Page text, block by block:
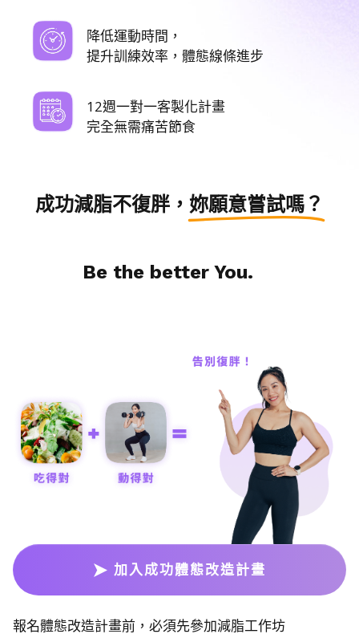
降低運動時間，
提升訓練效率，體態線條進步
12週一對一客製化計畫
完全無需痛苦節食
成功減脂不復胖， 妳願意嘗試嗎？
Be the better You.
加入成功體態改造計畫
報名體態改造計畫前，必須先參加減脂工作坊